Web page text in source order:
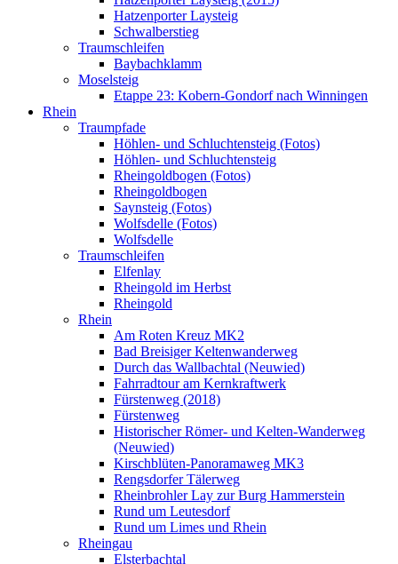
Hatzenporter Laysteig
Schwalberstieg
Traumschleifen
Baybachklamm
Moselsteig
Etappe 23: Kobern-Gondorf nach Winningen
Rhein
Traumpfade
Höhlen- und Schluchtensteig (Fotos)
Höhlen- und Schluchtensteig
Rheingoldbogen (Fotos)
Rheingoldbogen
Saynsteig (Fotos)
Wolfsdelle (Fotos)
Wolfsdelle
Traumschleifen
Elfenlay
Rheingold im Herbst
Rheingold
Rhein
Am Roten Kreuz MK2
Bad Breisiger Keltenwanderweg
Durch das Wallbachtal (Neuwied)
Fahrradtour am Kernkraftwerk
Fürstenweg (2018)
Fürstenweg
Historischer Römer- und Kelten-Wanderweg
(Neuwied)
Kirschblüten-Panoramaweg MK3
Rengsdorfer Tälerweg
Rheinbrohler Lay zur Burg Hammerstein
Rund um Leutesdorf
Rund um Limes und Rhein
Rheingau
Elsterbachtal